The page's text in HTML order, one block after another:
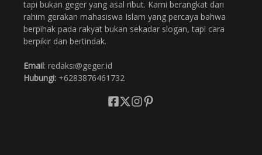
tapi bukan geger yang asal ribut. Kami berangkat dari
rahim gerakan mahasiswa Islam yang percaya bahwa
berpihak pada rakyat bukan sekadar slogan, tapi cara
berpikir dan bertindak.
Email: redaksi@geger.id
Hubungi: +6283876461732